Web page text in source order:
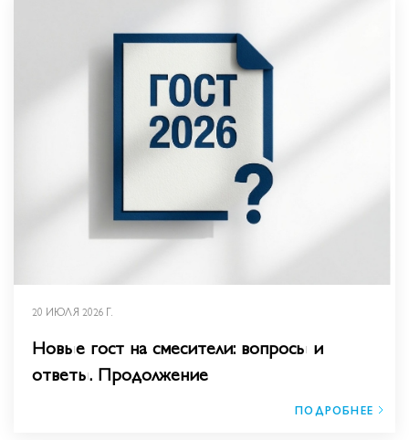
20 ИЮЛЯ 2026 Г.
Новые гост на смесители: вопросы и
ответы. Продолжение
ПОДРОБНЕЕ